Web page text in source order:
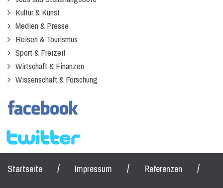
Kultur & Kunst
Medien & Presse
Reisen & Tourismus
Sport & Freizeit
Wirtschaft & Finanzen
Wissenschaft & Forschung
Startseite / Impressum / Referenzen /